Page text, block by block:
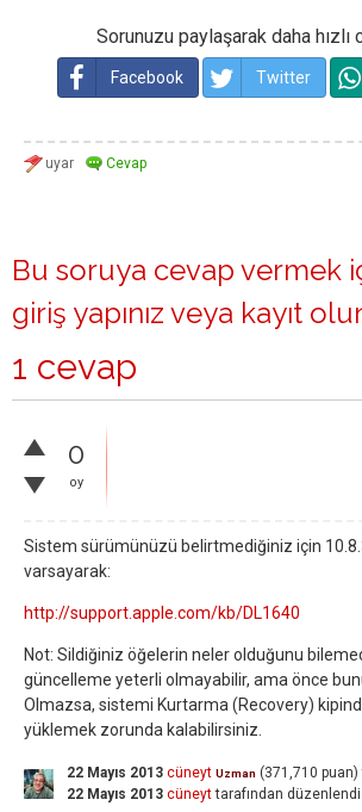
Sorunuzu paylaşarak daha hızlı
Facebook Twitter
Bu soruya cevap vermek
giriş yapınız veya kayıt
1 cevap
0
oy
Sistem sürümünüzü belirtmediğiniz için
varsayarak:
http://support.apple.com/kb/DL1640
Not: Sildiğiniz öğelerin neler olduğunu
güncelleme yeterli olmayabilir, ama önce
Olmazsa, sistemi Kurtarma (Recovery)
yüklemek zorunda kalabilirsiniz.
22 Mayıs 2013 cüneyt Uzman (371,710 puan)
22 Mayıs 2013 cüneyttarafından düzenlendi